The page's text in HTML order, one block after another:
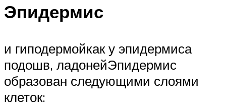
Эпидермис
и гиподермойкак у эпидермиса
подошв, ладонейЭпидермис
образован следующими слоями
клеток: